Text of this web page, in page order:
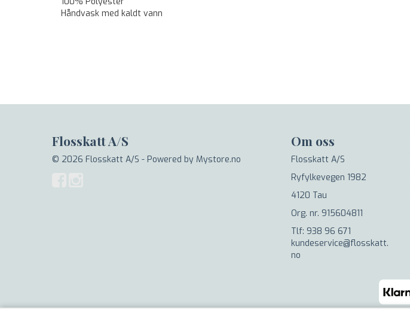
Håndvask med kaldt vann
Flosskatt A/S
© 2026 Flosskatt A/S - Powered by Mystore.no
Om oss
Flosskatt A/S
Ryfylkevegen 1982
4120 Tau
Org. nr. 915604811
Tlf: 938 96 671
kundeservice@flosskatt.
no